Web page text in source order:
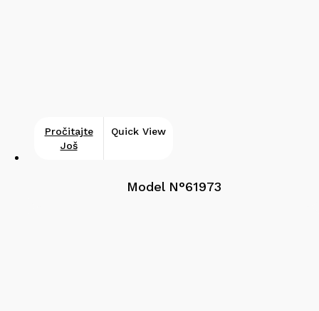
Pročitajte
Još
Quick View
Model N°61973